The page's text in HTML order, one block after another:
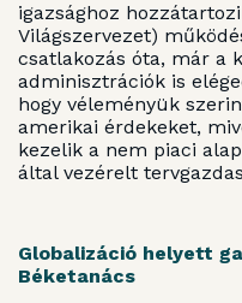
igazsághoz
Világszervezet)
csatlakozás óta, már a
adminisztrációk is
hogy véleményük
amerikai érdekeket,
kezelik a nem piaci
által vezérelt
Globalizáció helyett
Béketanács